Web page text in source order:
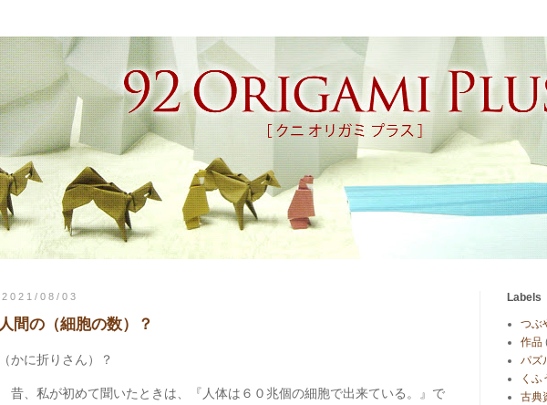
2021/08/03
人間の（細胞の数）？
（かに折りさん）？
昔、私が初めて聞いたときは、『人体は６０兆個の細胞で出来ている。』で
Labels
つぶ
作品
パズ
くふ
古典